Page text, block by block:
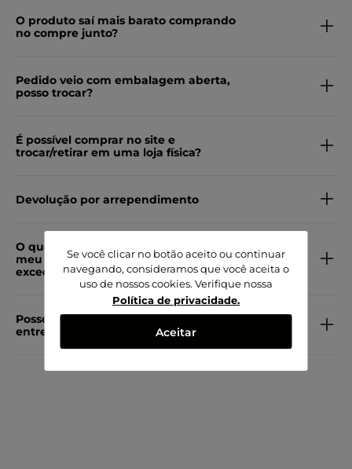
Se você clicar no botão aceito ou continuar
navegando, consideramos que você aceita o
uso de nossos cookies. Verifique nossa
Política de privacidade.
Aceitar
O produto saí mais barato comprando
no compre junto?
Pedido veio com embalagem aberta,
posso trocar?
É possível comprar no site e
trocar/retirar em uma loja física?
Devolução por arrependimento
O que devo fazer se ainda não recebi
meu pedido e o prazo de entrega já
excedeu?
Posso alterar meu endereço de
entrega?